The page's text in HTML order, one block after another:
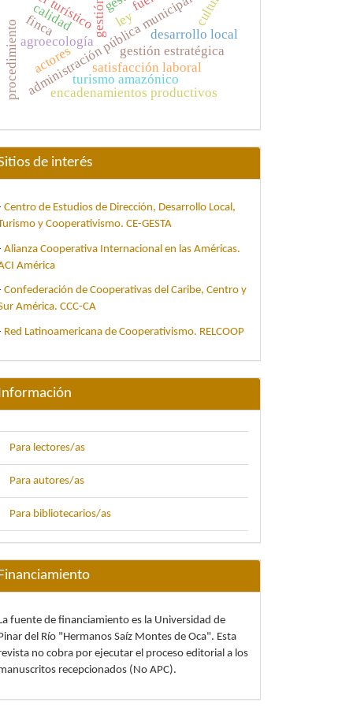
administración pública municipaldesarrollo local
encadenamientos productivos
turismo amazónico
satisfacción laboral
procedimiento gestión estratégica
agroecología
actores
ley
calidad
finca
de interés
Centro de Estudios de Dirección, Desarrollo Local,
y Cooperativismo. CE-GESTA
Alianza Cooperativa Internacional en las Américas.
América
Confederación de Cooperativas del Caribe, Centro y
América. CCC-CA
Red Latinoamericana de Cooperativismo. RELCOOP
Para lectores/as
Para autores/as
Para bibliotecarios/as
Financiamiento
fuente de financiamiento es la Universidad de
del Río "Hermanos Saíz Montes de Oca". Esta
no cobra por ejecutar el proceso editorial a los
recepcionados (No APC).